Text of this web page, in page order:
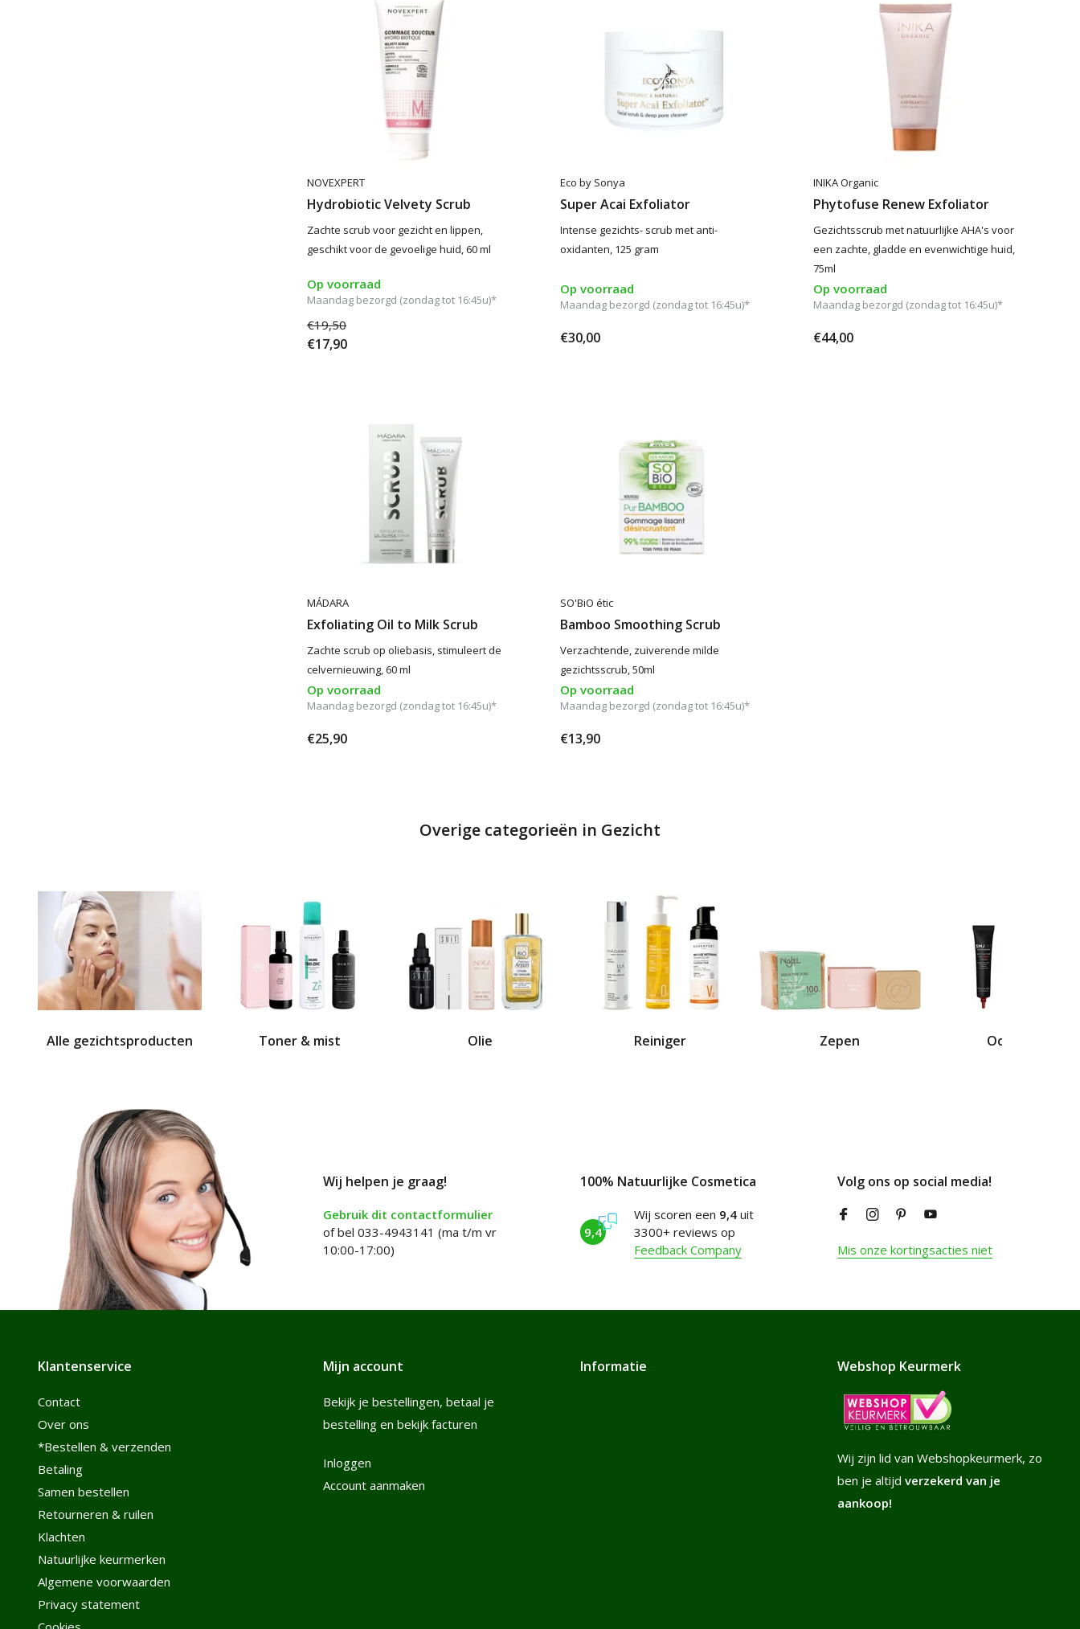
NOVEXPERT
Hydrobiotic Velvety Scrub
Zachte scrub voor gezicht en lippen,
geschikt voor de gevoelige huid, 60 ml
Op voorraad
Maandag bezorgd (zondag tot 16:45u)*
€19,50
€17,90
Eco by Sonya
Super Acai Exfoliator
Intense gezichts- scrub met anti-
oxidanten, 125 gram
Op voorraad
Maandag bezorgd (zondag tot 16:45u)*
€30,00
INIKA Organic
Phytofuse Renew Exfoliator
Gezichtsscrub met natuurlijke AHA's voor
een zachte, gladde en evenwichtige huid,
75ml
Op voorraad
Maandag bezorgd (zondag tot 16:45u)*
€44,00
MÁDARA
Exfoliating Oil to Milk Scrub
Zachte scrub op oliebasis, stimuleert de
celvernieuwing, 60 ml
Op voorraad
Maandag bezorgd (zondag tot 16:45u)*
€25,90
SO'BiO étic
Bamboo Smoothing Scrub
Verzachtende, zuiverende milde
gezichtsscrub, 50ml
Op voorraad
Maandag bezorgd (zondag tot 16:45u)*
€13,90
Overige categorieën in Gezicht
Alle gezichtsproducten Toner & mist Olie Reiniger Zepen Oogcrème
Wij helpen je graag!
Gebruik dit contactformulier
of bel 033-4943141 (ma t/m vr
10:00-17:00)
100% Natuurlijke Cosmetica
9,4
Wij scoren een 9,4 uit
3300+ reviews op
Feedback Company
Volg ons op social media!
Mis onze kortingsacties niet
Klantenservice
Contact
Over ons
*Bestellen & verzenden
Betaling
Samen bestellen
Retourneren & ruilen
Klachten
Natuurlijke keurmerken
Algemene voorwaarden
Privacy statement
Mijn account
Bekijk je bestellingen, betaal je
bestelling en bekijk facturen
Inloggen
Account aanmaken
Informatie Webshop Keurmerk
Wij zijn lid van Webshopkeurmerk, zo
ben je altijd verzekerd van je
aankoop!